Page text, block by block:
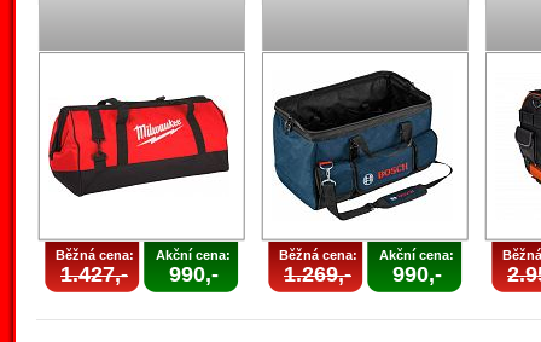
Běžná cena:
1.427,-
Akční cena:
990,-
Běžná cena:
1.269,-
Akční cena:
990,-